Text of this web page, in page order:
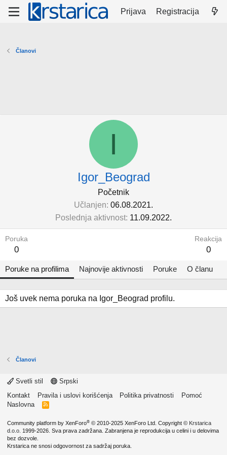
Prijava Registracija
Članovi
I
Igor_Beograd
Početnik
Učlanjen 06.08.2021.
Poslednja aktivnost 11.09.2022.
Poruka
0
Reakcija
0
Poruke na profilima Najnovije aktivnosti Poruke O članu
Još uvek nema poruka na Igor_Beograd profilu.
Članovi
Svetli stil
Srpski
Kontakt
Pravila i uslovi korišćenja Politika privatnosti
Pomoć
Naslovna
R
Community platform by XenForo® © 2010-2025 XenForo Ltd. Copyright © Krstarica
d.o.o. 1999-2026. Sva prava zadržana. Zabranjena je reprodukcija u celini i u delovima
bez dozvole.
Krstarica ne snosi odgovornost za sadržaj poruka.